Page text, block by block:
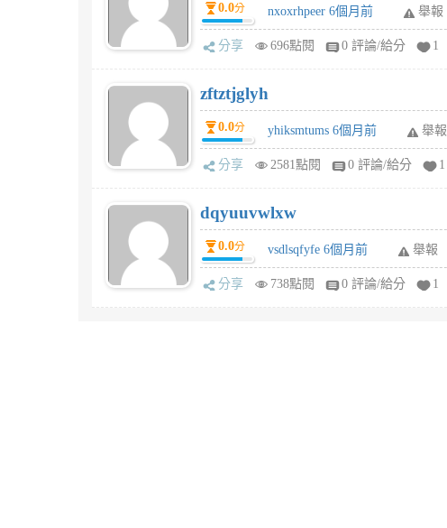
0.0分 nxoxrhpeer 6個月前 舉報
分享 696點閱 0 評論/給分 1
zftztjglyh
0.0分 yhiksmtums 6個月前 舉報
分享 2581點閱 0 評論/給分 1
dqyuuvwlxw
0.0分 vsdlsqfyfe 6個月前 舉報
分享 738點閱 0 評論/給分 1